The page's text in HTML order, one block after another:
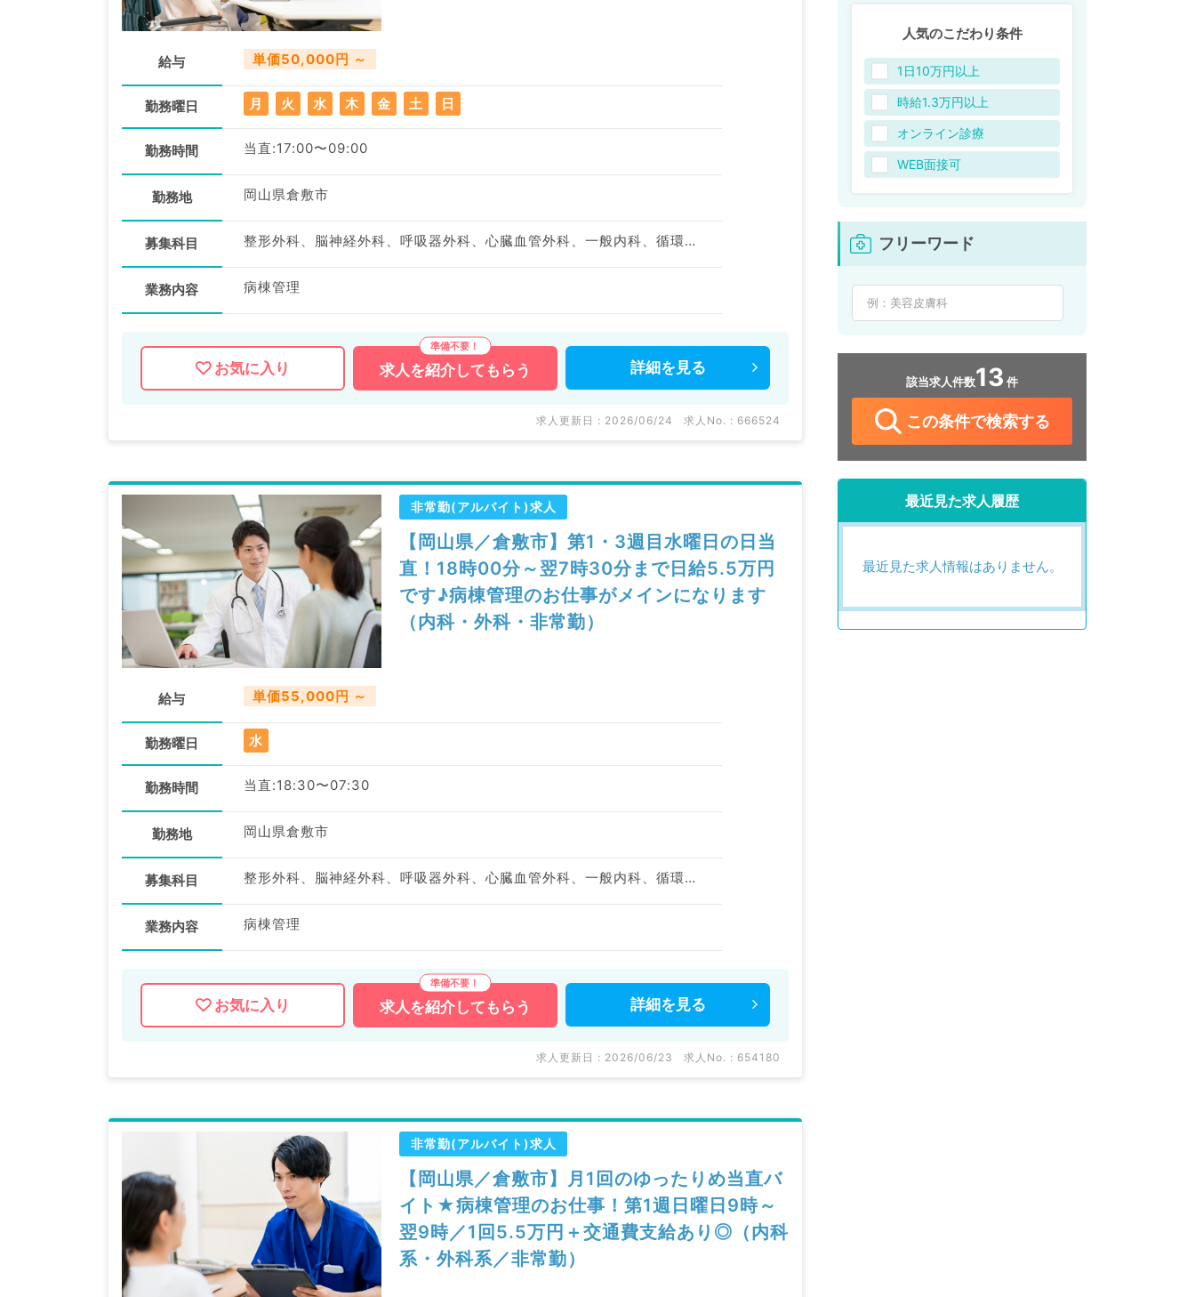
給与 単価50,000円 ～
勤務曜日 月 火 水 木 金 土 日
勤務時間 当直:17:00〜09:00
勤務地 岡山県倉敷市
募集科目 整形外科、脳神経外科、呼吸器外科、心臓血管外科、一般内科、循環器内科、呼吸器内科、消化器内科、内分泌・代謝内科、外科系全般、一般外科、消化器外科
業務内容 病棟管理
お気に入り 求人を紹介してもらう 詳細を 見る
求人更新日 : 2026/06/24 求人No. : 666524
非常勤(アルバイト)求人
【岡山県／倉敷市】第1・3週目水曜日の日当
直！18時00分～翌7時30分まで日給5.5万円
です♪病棟管理のお仕事がメインになります
（内科・外科・非常勤）
給与 単価55,000円 ～
勤務曜日 水
勤務時間 当直:18:30〜07:30
勤務地 岡山県倉敷市
募集科目 整形外科、脳神経外科、呼吸器外科、心臓血管外科、一般内科、循環器内科、呼吸器内科、消化器内科、内分泌・代謝内科、外科系全般、一般外科、消化器外科
業務内容 病棟管理
お気に入り 求人を紹介してもらう 詳細を 見る
求人更新日 : 2026/06/23 求人No. : 654180
非常勤(アルバイト)求人
【岡山県／倉敷市】月1回のゆったりめ当直バ
イト★病棟管理のお仕事！第1週日曜日9時～
翌9時／1回5.5万円＋交通費支給あり◎（内科
系・外科系／非常勤）
人気のこだわり条件
1日10万円以上
時給1.3万円以上
オンライン診療
WEB面接可
フリーワード
該当求人件数13 件
この条件で検索する
最近見た求人履歴
最近見た求人情報はありません。